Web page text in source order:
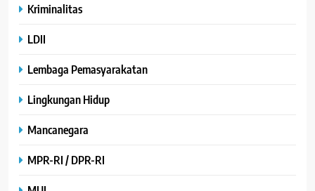
Kriminalitas
LDII
Lembaga Pemasyarakatan
Lingkungan Hidup
Mancanegara
MPR-RI / DPR-RI